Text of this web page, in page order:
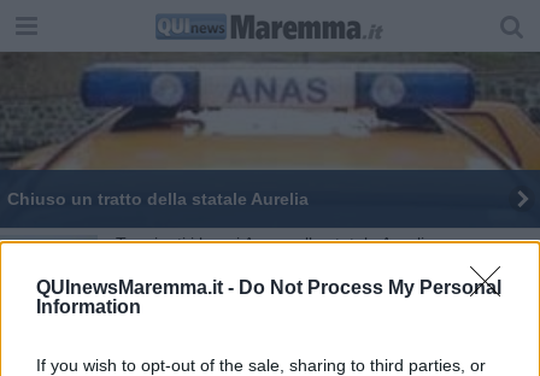
QUInewsMaremma.it - Do Not Process My Personal
Information
If you wish to opt-out of the sale, sharing to third parties, or
Chiuso un tratto della statale Aurelia
Terminati i lavori Anas sulla statale Aurelia
Via al grande esodo, bollino nero e allerta meteo